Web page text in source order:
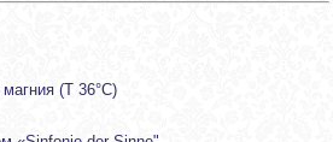
(T 36°C)